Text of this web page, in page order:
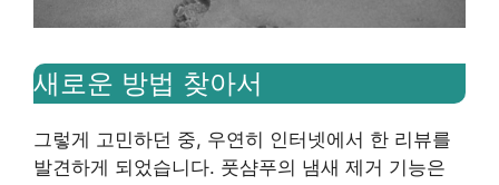
새로운 방법 찾아서
그렇게 고민하던 중, 우연히 인터넷에서 한 리뷰를
발견하게 되었습니다. 풋샴푸의 냄새 제거 기능은